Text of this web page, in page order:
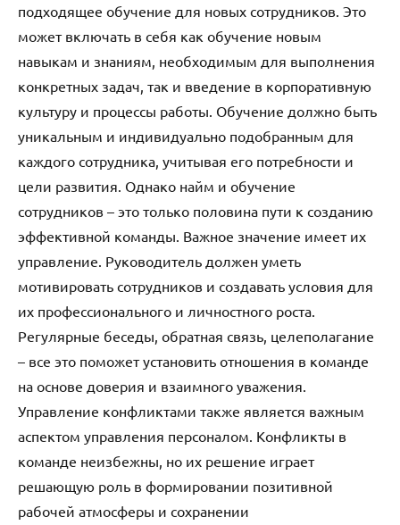
подходящее обучение для новых сотрудников. Это
может включать в себя как обучение новым
навыкам и знаниям, необходимым для выполнения
конкретных задач, так и введение в корпоративную
культуру и процессы работы. Обучение должно быть
уникальным и индивидуально подобранным для
каждого сотрудника, учитывая его потребности и
цели развития. Однако найм и обучение
сотрудников – это только половина пути к созданию
эффективной команды. Важное значение имеет их
управление. Руководитель должен уметь
мотивировать сотрудников и создавать условия для
их профессионального и личностного роста.
Регулярные беседы, обратная связь, целеполагание
– все это поможет установить отношения в команде
на основе доверия и взаимного уважения.
Управление конфликтами также является важным
аспектом управления персоналом. Конфликты в
команде неизбежны, но их решение играет
решающую роль в формировании позитивной
рабочей атмосферы и сохранении